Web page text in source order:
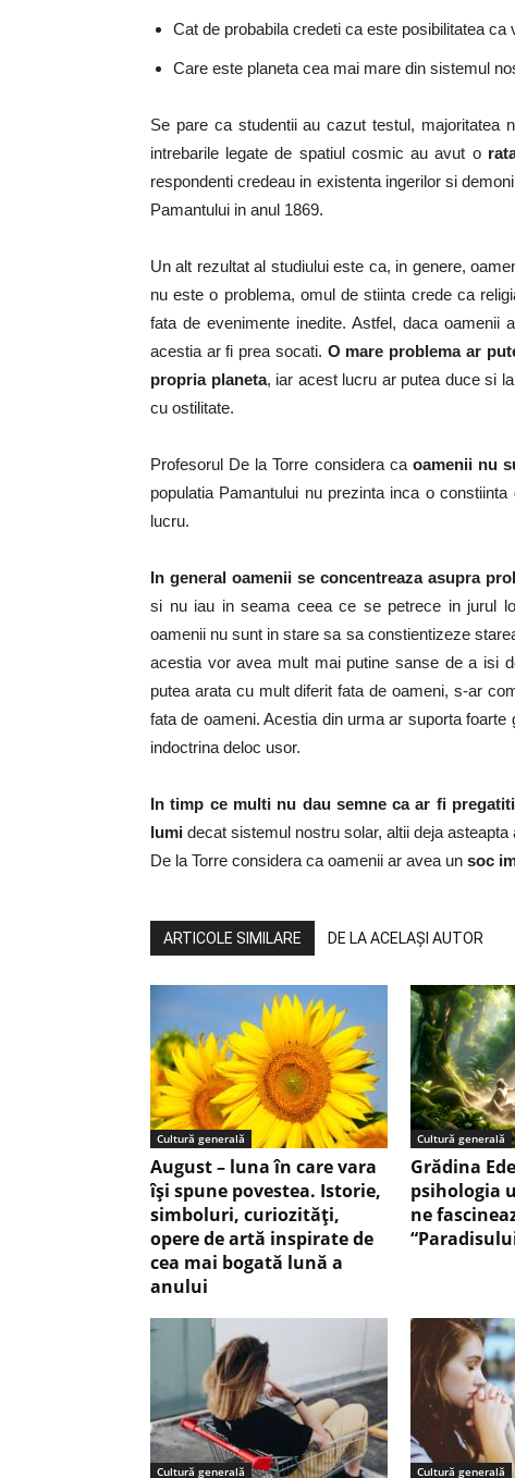
Cat de probabila credeti ca este posibilitatea ca
Care este planeta cea mai mare din sistemul
Se pare ca studentii au cazut testul, majoritatea
intrebarile legate de spatiul cosmic au avut o
respondenti credeau in existenta ingerilor si
Pamantului in anul 1869.
Un alt rezultat al studiului este ca, in genere,
nu este o problema, omul de stiinta crede ca
fata de evenimente inedite. Astfel, daca oamenii
acestia ar fi prea socati. O mare problema ar
propria planeta, iar acest lucru ar putea duce si
cu ostilitate.
Profesorul De la Torre considera ca oamenii nu
populatia Pamantului nu prezinta inca o
lucru.
In general oamenii se concentreaza asupra
si nu iau in seama ceea ce se petrece in jurul
oamenii nu sunt in stare sa sa constientizeze
acestia vor avea mult mai putine sanse de a isi
putea arata cu mult diferit fata de oameni, s-ar
fata de oameni. Acestia din urma ar suporta
indoctrina deloc usor.
In timp ce multi nu dau semne ca ar fi
lumi decat sistemul nostru solar, altii deja
De la Torre considera ca oamenii ar avea un soc
ARTICOLE SIMILARE DE LA ACELAȘI AUTOR
Cultură generală
August – luna în care vara
își spune povestea. Istorie,
simboluri, curiozități,
opere de artă inspirate de
cea mai bogată lună a
anului
Cultură generală
Grădina
psihologia
ne
Cultură generală Cultură generală